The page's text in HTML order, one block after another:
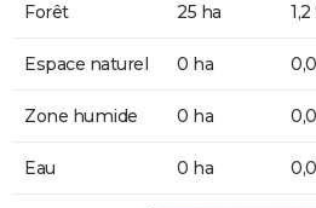
Forêt 25 ha 1,2
Espace naturel 0 ha
Zone humide 0 ha
Eau 0 ha